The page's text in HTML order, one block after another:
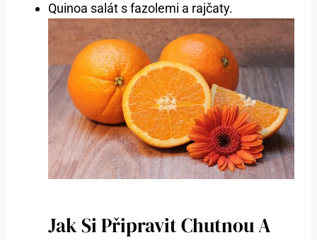
Quinoa salát s fazolemi a rajčaty.
Jak Si Připravit Chutnou A